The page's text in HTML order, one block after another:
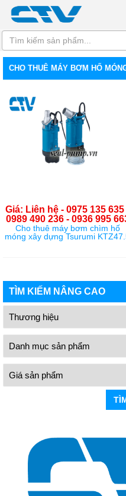
CHO THUÊ MÁY BƠM HỐ
Giá: Liên hệ - 0975 135 635
0989 490 236 - 0936 995
Cho thuê máy bơm chìm hố
móng xây dựng Tsurumi
TÌM KIẾM NÂNG CAO